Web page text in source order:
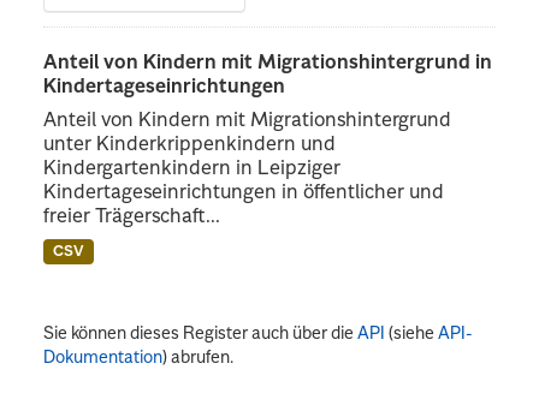
Anteil von Kindern mit Migrationshintergrund in
Kindertageseinrichtungen
Anteil von Kindern mit Migrationshintergrund
unter Kinderkrippenkindern und
Kindergartenkindern in Leipziger
Kindertageseinrichtungen in öffentlicher und
freier Trägerschaft...
CSV
Sie können dieses Register auch über dieAPI (sieheAPI-
Dokumentation) abrufen.